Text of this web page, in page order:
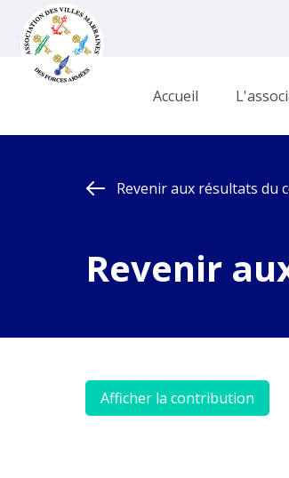
Accueil
Revenir aux résultats du
Revenir
Afficher la contribution